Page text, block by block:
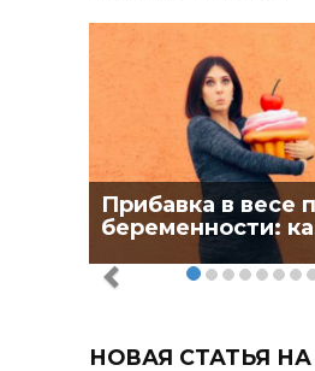
Прибавка в весе
беременности:
НОВАЯ СТАТЬЯ